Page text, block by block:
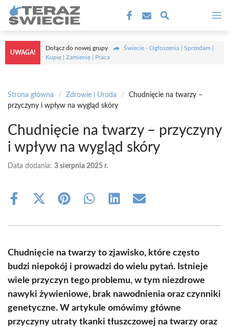
Przejdź
treści
UWAGA!
Dołącz do nowej grupy
Świecie - Ogłoszenia | Sprzedam |
Kupię | Zamienię | Praca
Strona główna / Zdrowie i Uroda /
Chudnięcie na twarzy –
przyczyny i wpływ na wygląd skóry
Chudnięcie na twarzy – przyczyny
i wpływ na wygląd skóry
Data dodania: 3 sierpnia 2025 r.
Share
Share
(Twitter)
Share Share Share Share
Chudnięcie na twarzy to zjawisko, które często
budzi niepokój i prowadzi do wielu pytań. Istnieje
wiele przyczyn tego problemu, w tym niezdrowe
nawyki żywieniowe, brak nawodnienia oraz czynniki
genetyczne. W artykule omówimy główne
przyczyny utraty tkanki tłuszczowej na twarzy oraz